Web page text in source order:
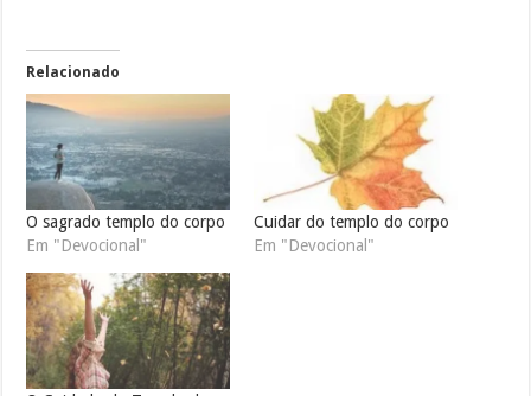
Relacionado
O sagrado templo do corpo
Em "Devocional"
Cuidar do templo do corpo
Em "Devocional"